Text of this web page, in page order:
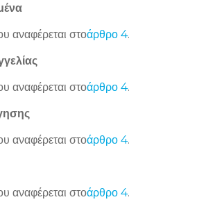
αναφέρεται στοάρθρο 4.
αναφέρεται στοάρθρο 4.
αναφέρεται στοάρθρο 4.
αναφέρεται στοάρθρο 4.